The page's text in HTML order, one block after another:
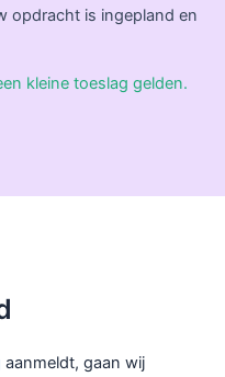
opdracht is ingepland en
kleine toeslag gelden.
aanmeldt, gaan wij